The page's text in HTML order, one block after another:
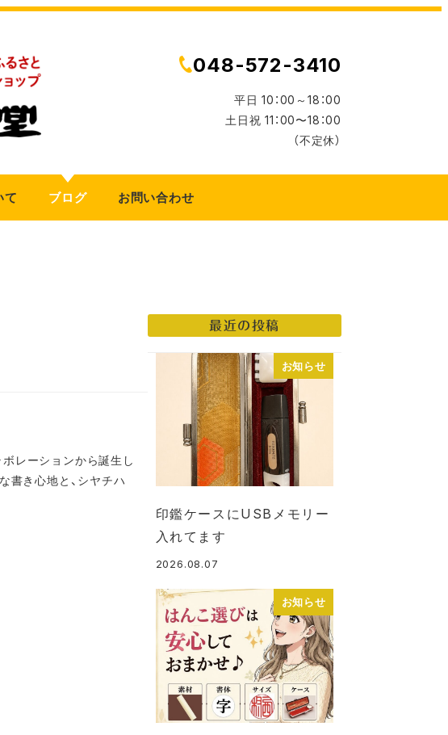
048-572-3410
平日 10：00～18：00
土日祝 11：00〜18：00
（不定休）
て ブログ お問い合わせ
ボレーションから誕生し
書き心地と、シヤチハ
最近の投稿
お知らせ
印鑑ケースにUSBメモリー
入れてます
2026.08.07
お知らせ